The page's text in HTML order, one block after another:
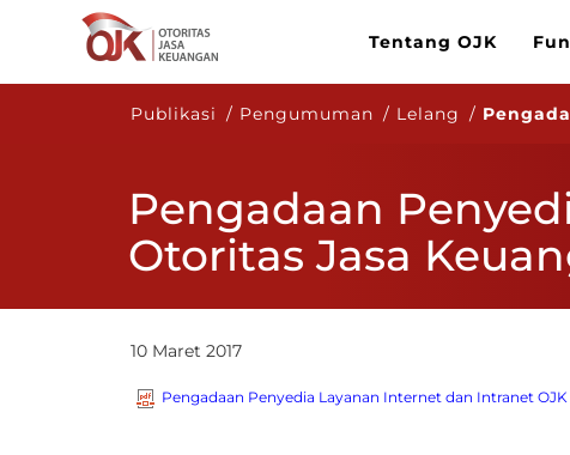
Tentang OJK
Publikasi / Pengumuman / Lelang /
Pengadaan
Otoritas Jasa
10 Maret 2017
Pengadaan Penyedia Layanan Internet dan Intranet OJK